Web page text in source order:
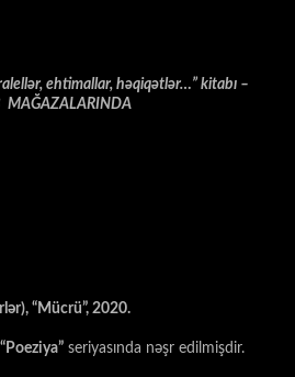
ehtimallar, həqiqətlər…” kitabı –
“Mücrü”, 2020.
“Poeziya” seriyasında nəşr edilmişdir.